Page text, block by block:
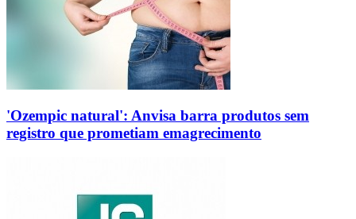
'Ozempic natural': Anvisa barra produtos sem
registro que prometiam emagrecimento